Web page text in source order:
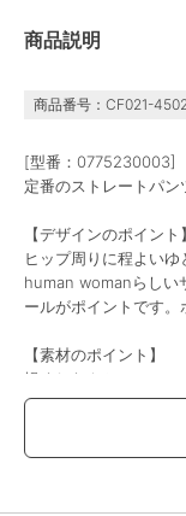
商品説明
商品番号：CF021-
[型番：0775230003]
定番のストレートパ
【デザインのポイント】
ヒップ周りに程よいゆ
human womanらしい
ールがポイントです。
【素材のポイント】
軽くしなやかでテンシ
た、優しい風合いの
【おすすめコーディネ